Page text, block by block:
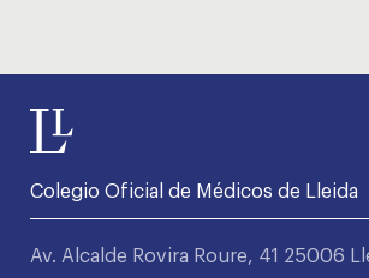
Colegio Oficial de Médicos de Lleida
Av. Alcalde Rovira Roure, 41 25006